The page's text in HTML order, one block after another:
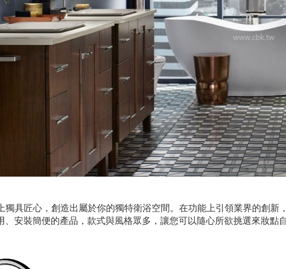
獨具匠心，創造出屬於你的獨特衛浴空間。在功能上引領業界的創新
、安裝簡便的產品，款式與風格眾多，讓您可以隨心所欲挑選來妝點